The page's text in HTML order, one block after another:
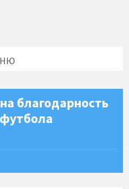
благодарность